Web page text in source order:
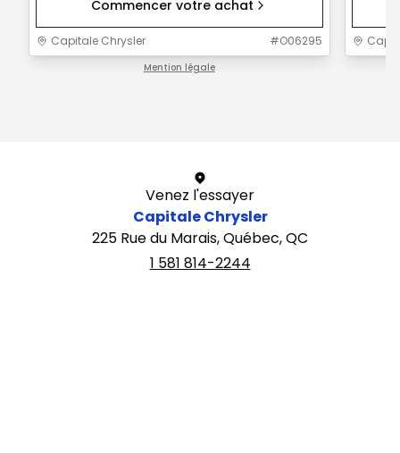
Commencer votre achat
Capitale Chrysler #O06295
Mention légale
Venez l'essayer
Capitale Chrysler
225 Rue du Marais, Québec, QC
1 581 814-2244